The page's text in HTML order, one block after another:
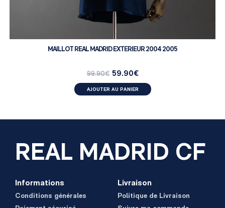
MAILLOT REAL MADRID EXTERIEUR 2004 2005
99.90€ 59.90€
AJOUTER AU PANIER
REAL MADRID CF
Informations
Conditions générales
Livraison
Politique de Livraison